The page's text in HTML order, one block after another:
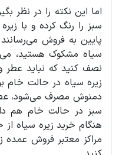
اما این نکته را در نظر
سبز را رنگ کرده و با
پایین به فروش
سیاه مشکوک هستید،
نصف کنید که نباید عطر
زیره سیاه در حالت خام
دمنوش مصرف می‌شود،
سبز در حالت خام هم
هنگام خرید زیره سیاه
مراکز معتبر فروش عمده